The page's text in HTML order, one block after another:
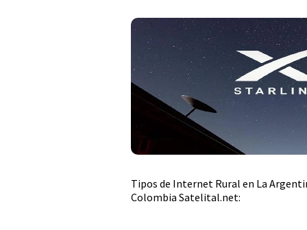
Tipos de Internet Rural en La
Colombia Satelital.net: